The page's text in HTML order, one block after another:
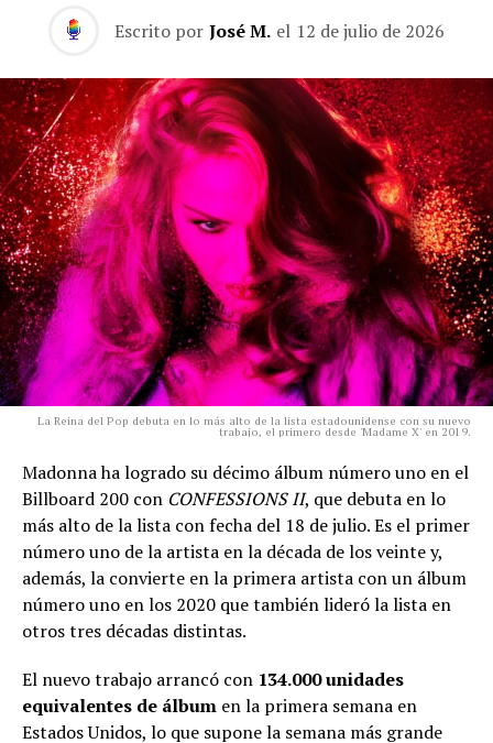
Escrito por José M. el 12 de julio de 2026
La Reina del Pop debuta en lo más alto de la lista estadounidense con su nuevo
trabajo, el primero desde 'Madame X' en 2019.
Madonna ha logrado su décimo álbum número uno en el
Billboard 200 con CONFESSIONS II, que debuta en lo
más alto de la lista con fecha del 18 de julio. Es el primer
número uno de la artista en la década de los veinte y,
además, la convierte en la primera artista con un álbum
número uno en los 2020 que también lideró la lista en
otros tres décadas distintas.
El nuevo trabajo arrancó con 134.000 unidades
equivalentes de álbum en la primera semana en
Estados Unidos, lo que supone la semana más grande